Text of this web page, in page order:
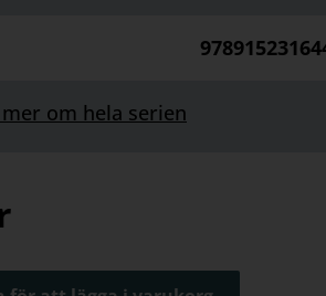
mer om hela serien